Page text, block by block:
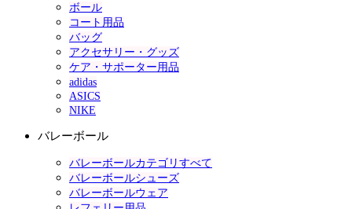
ボール
コート用品
バッグ
アクセサリー・グッズ
ケア・サポーター用品
adidas
ASICS
NIKE
バレーボール
バレーボールカテゴリすべて
バレーボールシューズ
バレーボールウェア